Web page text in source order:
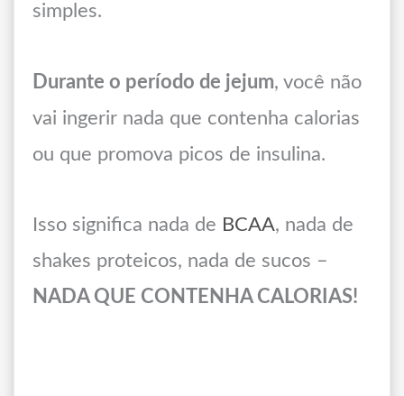
simples.
Durante o período de jejum, você não
vai ingerir nada que contenha calorias
ou que promova picos de insulina.
Isso significa nada de BCAA, nada de
shakes proteicos, nada de sucos –
NADA QUE CONTENHA CALORIAS!